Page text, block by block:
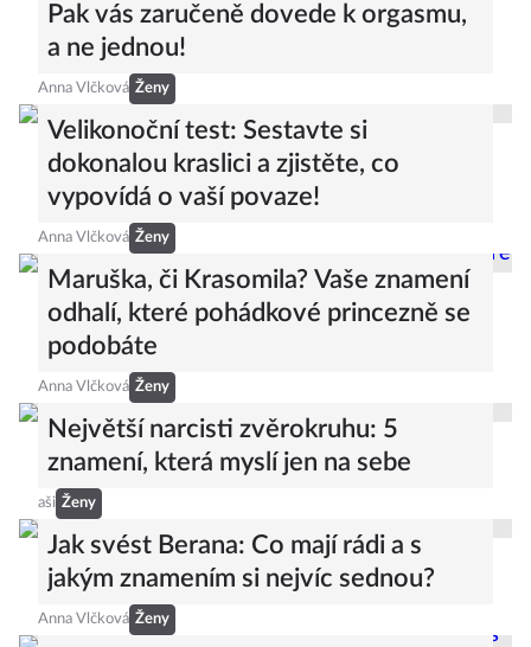
Pak vás zaručeně dovede k orgasmu,
a ne jednou!
Anna Vlčková Ženy
Velikonoční test: Sestavte si
dokonalou kraslici a zjistěte, co
vypovídá o vaší povaze!
Anna Vlčková Ženy
Maruška, či Krasomila? Vaše znamení
odhalí, které pohádkové princezně se
podobáte
Anna Vlčková Ženy
Největší narcisti zvěrokruhu: 5
znamení, která myslí jen na sebe
aši Ženy
Jak svést Berana: Co mají rádi a s
jakým znamením si nejvíc sednou?
Anna Vlčková Ženy